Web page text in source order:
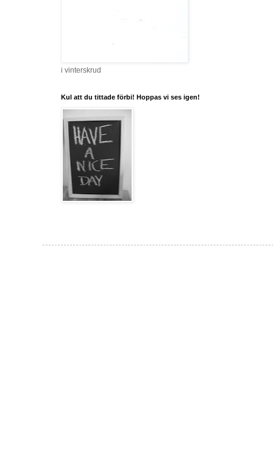
i vinterskrud
Kul att du tittade förbi! Hoppas vi ses igen!